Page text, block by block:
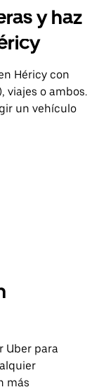
y haz
Héricy con
viajes o ambos.
un vehículo
Uber para
más